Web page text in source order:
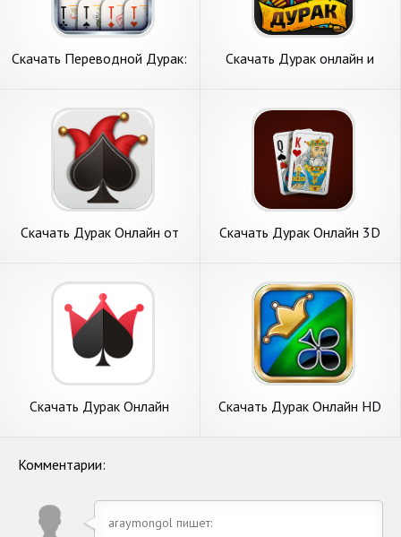
Скачать Переводной Дурак:
Скачать Дурак онлайн и
на Андроид
Скачать Дурак Онлайн от
Скачать Дурак Онлайн 3D
Скачать Дурак Онлайн
Скачать Дурак Онлайн HD
Комментарии:
araymongol пишет: